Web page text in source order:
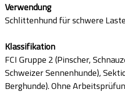
Verwendung
Schlittenhund für schwere
Klassifikation
FCI Gruppe 2 (Pinscher,
Schweizer Sennenhunde),
Berghunde). Ohne